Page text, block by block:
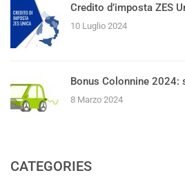
Credito d’imposta ZES
10 Luglio 2024
Bonus Colonnine 2024:
8 Marzo 2024
CATEGORIES